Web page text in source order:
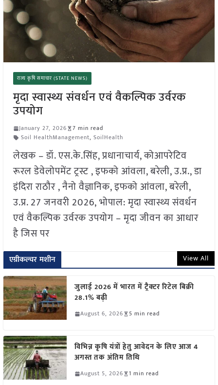
राज्य कृषि समाचार (STATE NEWS)
मृदा स्वास्थ्य संवर्धन एवं वैकल्पिक उर्वरक
उपयोग
January 27, 2026
7 min read
Soil HealthManagement, SoilHealth
लेखक – डॉ. एस.के.सिंह, प्रधानाचार्य, कोआपरेटिव
रूरल डेवेलोपमेंट ट्रस्ट , इफको आंवला, बरेली, उ.प्र., डा
इंदिरा राठौर , नैनो वैज्ञानिक, इफको आंवला, बरेली,
उ.प्र. 27 जनवरी 2026, भोपाल: मृदा स्वास्थ्य संवर्धन
एवं वैकल्पिक उर्वरक उपयोग – मृदा जीवन का आधार
है जिस पर
एग्रीकल्चर मशीन View All
जुलाई 2026 में भारत में ट्रैक्टर रिटेल बिक्री
28.1% बढ़ी
August 6, 2026 5 min read
विभिन्न कृषि यंत्रों हेतु आवेदन के लिए आज 4
अगस्त तक अंतिम तिथि
August 5, 2026 1 min read